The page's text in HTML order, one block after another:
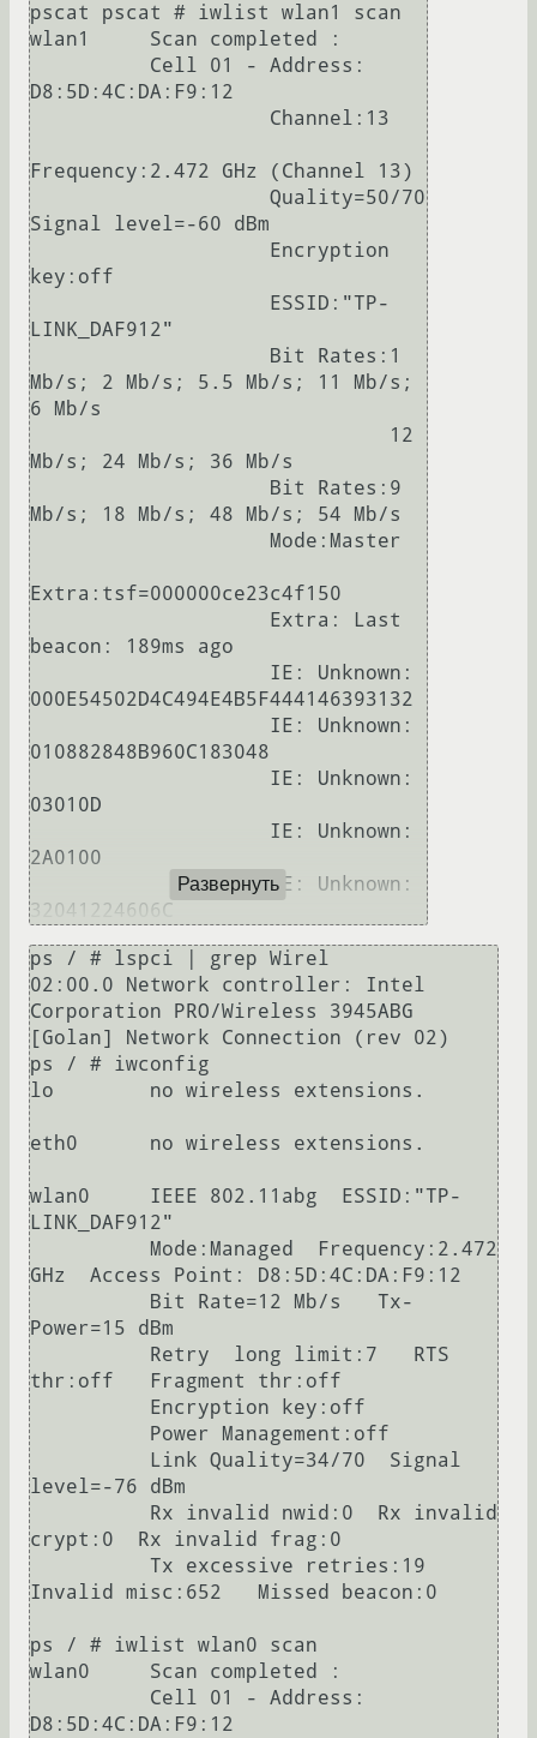
pscat pscat # iwlist wlan1 scan
wlan1     Scan completed :
D8:5D:4C:DA:F9:12
Frequency:2.472 GHz (Channel 13)
Signal level=-60 dBm
key:off
LINK_DAF912"
Mb/s; 2 Mb/s; 5.5 Mb/s; 11 Mb/s;
6 Mb/s
Mb/s; 24 Mb/s; 36 Mb/s
Mb/s; 18 Mb/s; 48 Mb/s; 54 Mb/s
Extra:tsf=000000ce23c4f150
beacon: 189ms ago
000E54502D4C494E4B5F444146393132
010882848B960C183048
03010D
2A0100
                    IE: Unknown:
Развернуть
ps / # lspci | grep Wirel
02:00.0 Network controller: Intel
Corporation PRO/Wireless 3945ABG
[Golan] Network Connection (rev 02)
ps / # iwconfig
lo        no wireless extensions.
eth0      no wireless extensions.
wlan0     IEEE 802.11abg  ESSID:"TP-
LINK_DAF912"
GHz  Access Point: D8:5D:4C:DA:F9:12
Power=15 dBm
thr:off   Fragment thr:off
level=-76 dBm
crypt:0  Rx invalid frag:0
Invalid misc:652   Missed beacon:0
ps / # iwlist wlan0 scan
wlan0     Scan completed :
D8:5D:4C:DA:F9:12